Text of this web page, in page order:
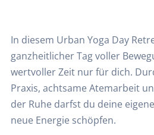
In diesem Urban Yoga Day
ganzheitlicher Tag voller
wertvoller Zeit nur für dich.
Praxis, achtsame Atemarbeit
der Ruhe darfst du deine
neue Energie schöpfen.